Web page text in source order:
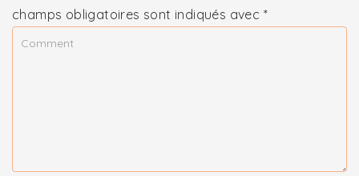
champs obligatoires sont indiqués avec *